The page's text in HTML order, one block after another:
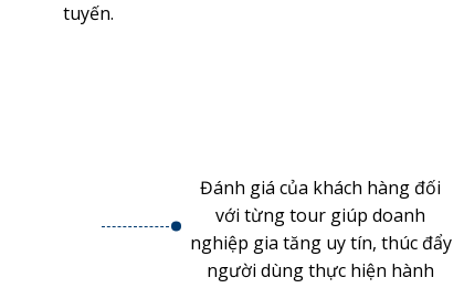
.
Đánh giá của khách hàng đối
với từng tour giúp doanh
nghiệp gia tăng uy tín, thúc đẩy
người dùng thực hiện hành
tuyến.